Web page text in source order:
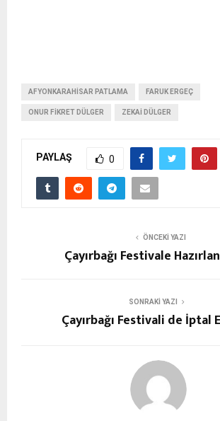
AFYONKARAHISAR PATLAMA FARUK ERGEÇ
ONUR FIKRET DÜLGER ZEKAI DÜLGER
PAYLAŞ 0
ÖNCEKI YAZI
Çayırbağı Festivale
SONRAKI YAZI
Çayırbağı Festivali de İptal